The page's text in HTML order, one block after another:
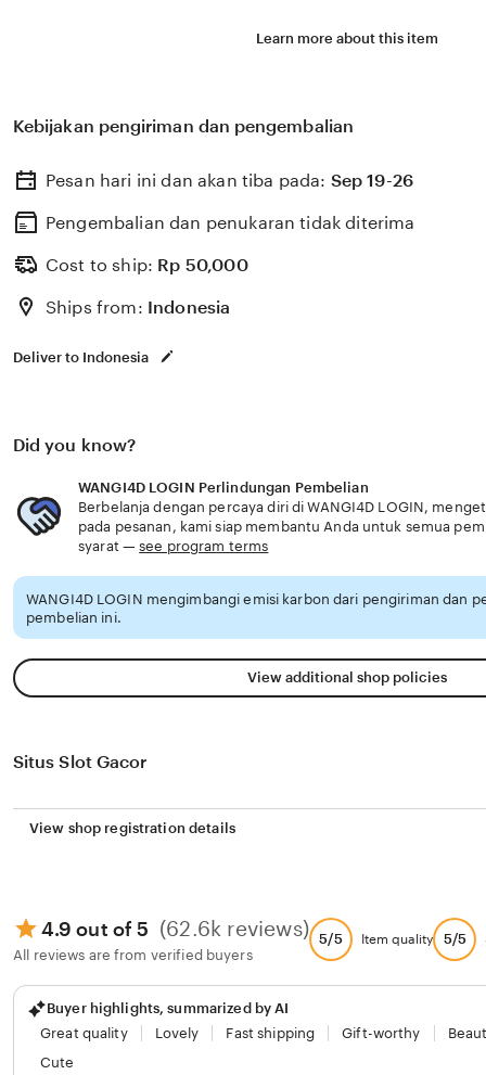
Situs WANGI4D LOGIN akses profesional premium SMK
pembinaan karakter untuk menyiapkan lulusan siap
Learn more about this item
Kebijakan pengiriman dan pengembalian
Pesan hari ini dan akan tiba pada: Sep 19-26
Pengembalian dan penukaran tidak diterima
Cost to ship: Rp 50,000
Ships from: Indonesia
Deliver to Indonesia
Did you know?
WANGI4D LOGIN Perlindungan Pembelian
Berbelanja dengan percaya diri di WANGI4D LOGIN,
pada pesanan, kami siap membantu Anda untuk semua
syarat —see program terms
WANGI4D LOGIN mengimbangi emisi karbon dari pengiriman dan
pembelian ini.
View additional shop policies
Situs Slot Gacor
View shop registration details
4.9 out of 5 (62.6k reviews)
All reviews are from verified buyers
5/5 Item quality 5/5
Buyer highlights, summarized by AI
Great quality
Lovely Fast shipping Gift-worthy
Cute